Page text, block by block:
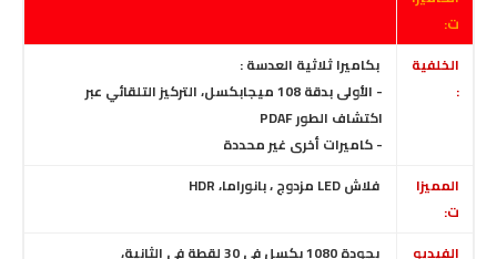
ت:
الخلفية
:
بكاميرا ثلاثية العدسة :
- الأولى بدقة 108 ميجابكسل
، التركيز التلقائي عبر
اكتشاف الطور PDAF
- كاميرات أخرى غير محددة
المميزا
ت:
فلاش LED مزدوج ، بانوراما، HDR
الفيديو
بجودة 1080 بكسل في 30 لقطة في الثانية،